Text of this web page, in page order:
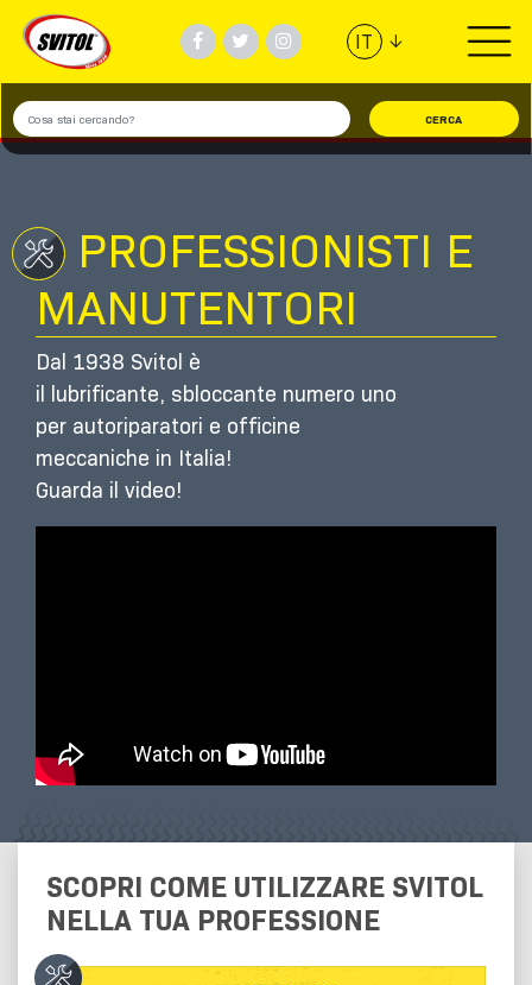
IT ↓
PRODOTTI
VIDEO
#TEAMSVITOL
AZIENDA
TROVA NEGOZIO
PROFESSIONISTI E
MANUTENTORI
Dal 1938 Svitol è
il lubrificante, sbloccante numero uno
per autoriparatori e officine
meccaniche in Italia!
Guarda il video!
SCOPRI COME UTILIZZARE SVITOL
NELLA TUA PROFESSIONE